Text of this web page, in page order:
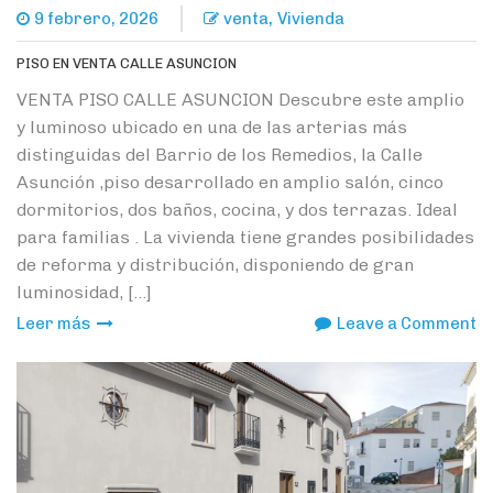
9 febrero, 2026 venta, Vivienda
PISO EN VENTA CALLE ASUNCION
VENTA PISO CALLE ASUNCION Descubre este amplio
y luminoso ubicado en una de las arterias más
distinguidas del Barrio de los Remedios, la Calle
Asunción ,piso desarrollado en amplio salón, cinco
dormitorios, dos baños, cocina, y dos terrazas. Ideal
para familias . La vivienda tiene grandes posibilidades
de reforma y distribución, disponiendo de gran
luminosidad, […]
Leer más Leave a Comment